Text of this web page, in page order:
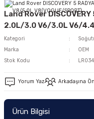
Land Rover DISCOVERY
2.0L/3.0 V6/3.0L V6/
Kategori
Marka
OEM
Stok Kodu
Yorum Yaz Arkadaşına
Ürün Bilgisi